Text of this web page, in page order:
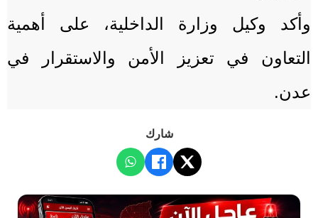
وأكد وكيل وزارة الداخلية، على أهمية
التعاون في تعزيز الأمن والاستقرار في
عدن.
شارك